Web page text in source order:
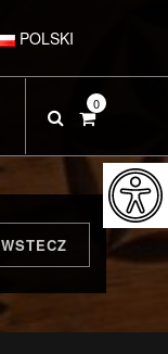
POLSKI
DEUTSCH
ESPAÑOL
0
WSTECZ